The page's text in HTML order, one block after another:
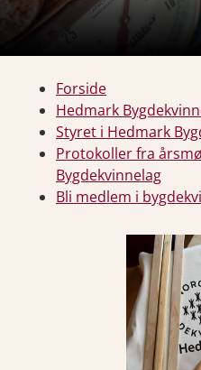
Forside
Hedmark
Styret i Hedmark
Protokoller fra
Bygdekvinnelag
Bli medlem i